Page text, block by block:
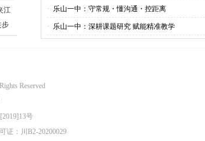
江
步
· 乐山一中：守常规・懂沟通・控距离
· 乐山一中：深耕课题研究 赋能精准教学
Reserved
号
证：川B2-20200029